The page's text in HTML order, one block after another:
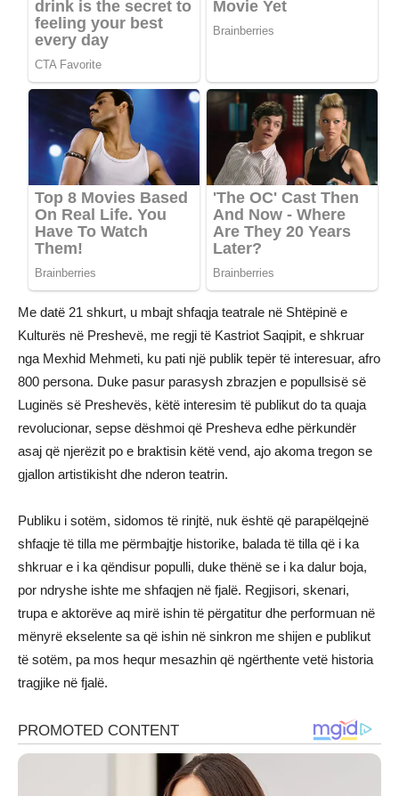
Me datë 21 shkurt, u mbajt shfaqja teatrale në Shtëpinë e
Kulturës në Preshevë, me regji të Kastriot Saqipit, e shkruar
nga Mexhid Mehmeti, ku pati një publik tepër të interesuar, afro
800 persona. Duke pasur parasysh zbrazjen e popullsisë së
Luginës së Preshevës, këtë interesim të publikut do ta quaja
revolucionar, sepse dëshmoi që Presheva edhe përkundër
asaj që njerëzit po e braktisin këtë vend, ajo akoma tregon se
gjallon artistikisht dhe nderon teatrin.
Publiku i sotëm, sidomos të rinjtë, nuk është që parapëlqejnë
shfaqje të tilla me përmbajtje historike, balada të tilla që i ka
shkruar e i ka qëndisur populli, duke thënë se i ka dalur boja,
por ndryshe ishte me shfaqjen në fjalë. Regjisori, skenari,
trupa e aktorëve aq mirë ishin të përgatitur dhe performuan në
mënyrë ekselente sa që ishin në sinkron me shijen e publikut
të sotëm, pa mos hequr mesazhin që ngërthente vetë historia
tragjike në fjalë.